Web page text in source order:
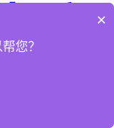
×
您？